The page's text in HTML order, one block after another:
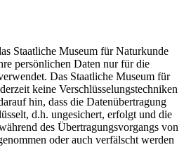
Staatliche Museum für Naturkunde
persönlichen Daten nur für die
Das Staatliche Museum für
keine Verschlüsselungstechniken
hin, dass die Datenübertragung
d.h. ungesichert, erfolgt und die
des Übertragungsvorgangs von
oder auch verfälscht werden